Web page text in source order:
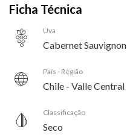
Ficha Técnica
Uva
Cabernet Sauvignon
País - Região
Chile - Valle Central
Classificação
Seco